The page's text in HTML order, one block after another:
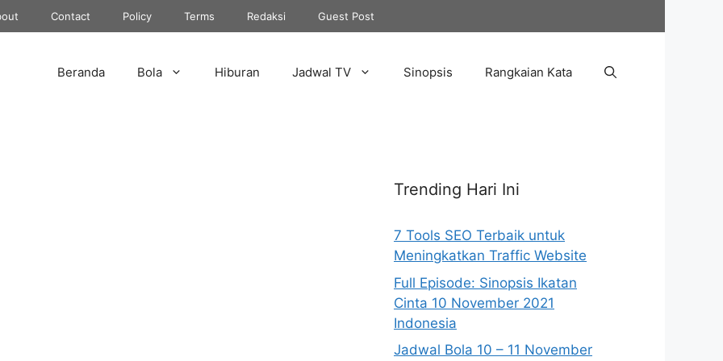
Contact Policy Terms Redaksi Guest Post
Beranda Bola Hiburan Jadwal TV Sinopsis Rangkaian Kata
Trending Hari Ini
7 Tools SEO Terbaik untuk
Meningkatkan Traffic Website
Full Episode: Sinopsis Ikatan
Cinta 10 November 2021
Indonesia
Jadwal Bola 10 – 11 November